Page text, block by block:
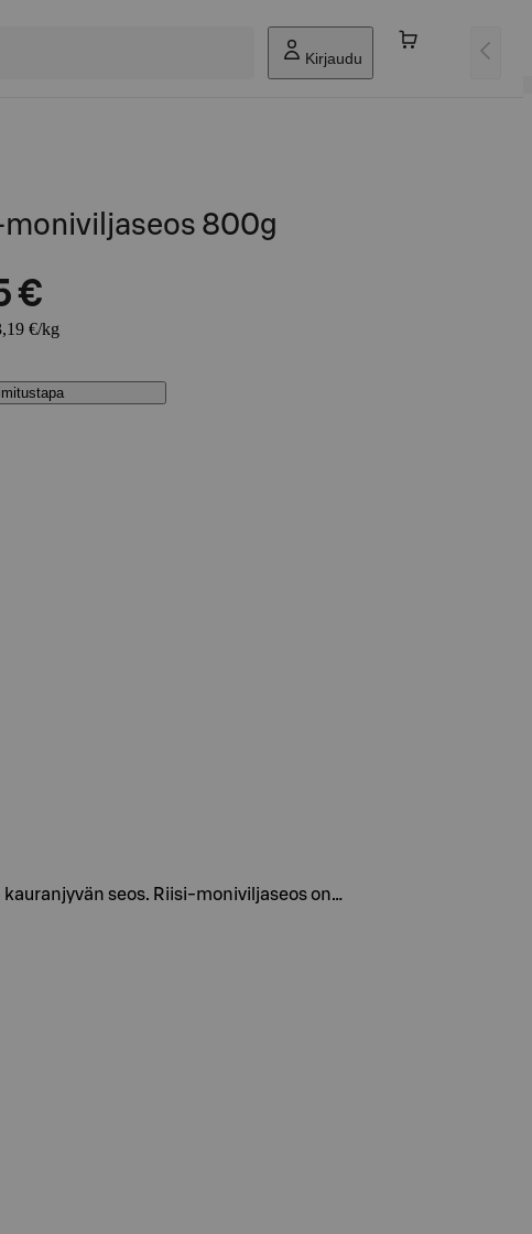
Kirjaudu
moniviljaseos 800g
€
€/kg
seos. Riisi-moniviljaseos on…